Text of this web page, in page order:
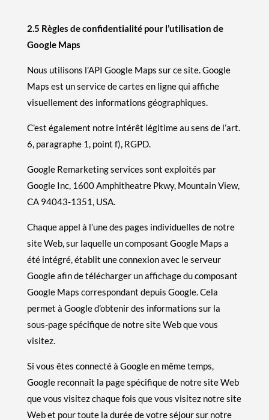
2.5 Règles de confidentialité pour l’utilisation de
Google Maps
Nous utilisons l’API Google Maps sur ce site. Google
Maps est un service de cartes en ligne qui affiche
visuellement des informations géographiques.
C’est également notre intérêt légitime au sens de l’art.
6, paragraphe 1, point f), RGPD.
Google Remarketing services sont exploités par
Google Inc, 1600 Amphitheatre Pkwy, Mountain View,
CA 94043-1351, USA.
Chaque appel à l’une des pages individuelles de notre
site Web, sur laquelle un composant Google Maps a
été intégré, établit une connexion avec le serveur
Google afin de télécharger un affichage du composant
Google Maps correspondant depuis Google. Cela
permet à Google d’obtenir des informations sur la
sous-page spécifique de notre site Web que vous
visitez.
Si vous êtes connecté à Google en même temps,
Google reconnaît la page spécifique de notre site Web
que vous visitez chaque fois que vous visitez notre site
Web et pour toute la durée de votre séjour sur notre